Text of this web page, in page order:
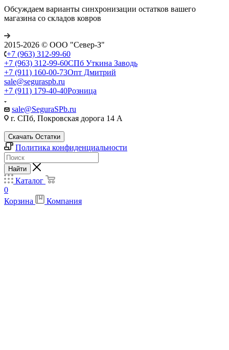
Обсуждаем варианты синхронизации остатков вашего
магазина со складов ковров
2015-2026 © ООО "Север-З"
+7 (963) 312-99-60
+7 (963) 312-99-60СПб Уткина Заводь
+7 (911) 160-00-73Опт Дмитрий
sale@seguraspb.ru
+7 (911) 179-40-40Розница
sale@SeguraSPb.ru
г. СПб, Покровская дорога 14 А
Скачать Остатки
Политика конфиденциальности
Найти
Каталог
0
Корзина
Компания